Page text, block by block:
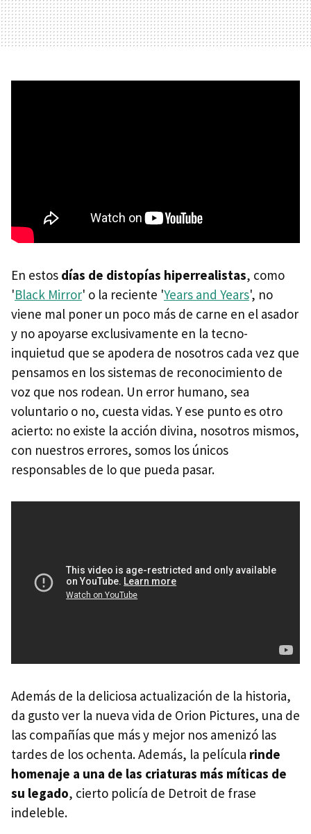
En estos días de distopías hiperrealistas, como
'Black Mirror' o la reciente 'Years and Years', no
viene mal poner un poco más de carne en el asador
y no apoyarse exclusivamente en la tecno-
inquietud que se apodera de nosotros cada vez que
pensamos en los sistemas de reconocimiento de
voz que nos rodean. Un error humano, sea
voluntario o no, cuesta vidas. Y ese punto es otro
acierto: no existe la acción divina, nosotros mismos,
con nuestros errores, somos los únicos
responsables de lo que pueda pasar.
Además de la deliciosa actualización de la historia,
da gusto ver la nueva vida de Orion Pictures, una de
las compañías que más y mejor nos amenizó las
tardes de los ochenta. Además, la película rinde
homenaje a una de las criaturas más míticas de
su legado, cierto policía de Detroit de frase
indeleble.